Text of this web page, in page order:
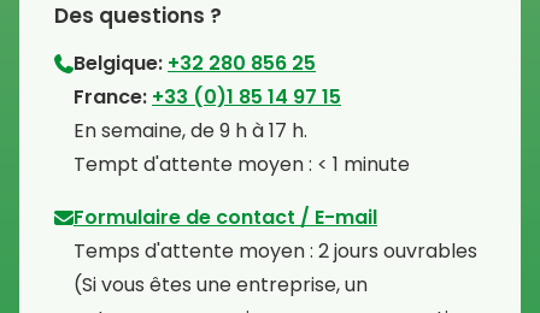
Des questions ?
Belgique: +32 280 856 25
⁠France: +33 (0)1 85 14 97 15
⁠En semaine, de 9 h à 17 h.
⁠Tempt d'attente moyen : < 1 minute
Formulaire de contact / E-mail
Temps d'attente moyen : 2 jours ouvrables
⁠(Si vous êtes une entreprise, un